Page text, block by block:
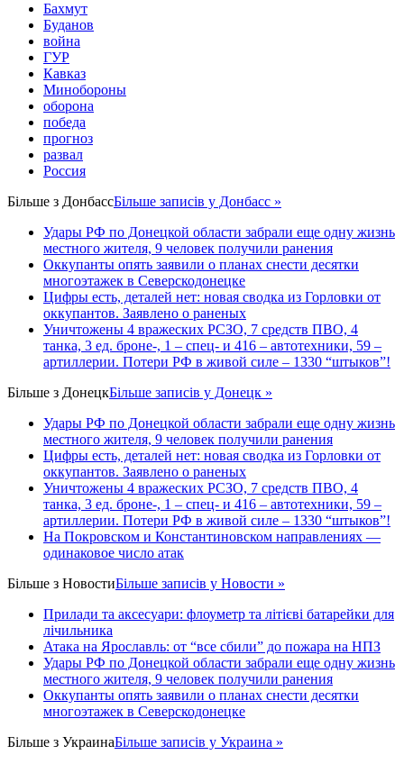
Бахмут
Буданов
война
ГУР
Кавказ
Минобороны
оборона
победа
прогноз
развал
Россия
Більше з ДонбассБільше записів у Донбасс »
Удары РФ по Донецкой области забрали еще одну жизнь
местного жителя, 9 человек получили ранения
Оккупанты опять заявили о планах снести десятки
многоэтажек в Северскодонецке
Цифры есть, деталей нет: новая сводка из Горловки от
оккупантов. Заявлено о раненых
Уничтожены 4 вражеских РСЗО, 7 средств ПВО, 4
танка, 3 ед. броне-, 1 – спец- и 416 – автотехники, 59 –
артиллерии. Потери РФ в живой силе – 1330 “штыков”!
Більше з ДонецкБільше записів у Донецк »
Удары РФ по Донецкой области забрали еще одну жизнь
местного жителя, 9 человек получили ранения
Цифры есть, деталей нет: новая сводка из Горловки от
оккупантов. Заявлено о раненых
Уничтожены 4 вражеских РСЗО, 7 средств ПВО, 4
танка, 3 ед. броне-, 1 – спец- и 416 – автотехники, 59 –
артиллерии. Потери РФ в живой силе – 1330 “штыков”!
На Покровском и Константиновском направлениях —
одинаковое число атак
Більше з НовостиБільше записів у Новости »
Прилади та аксесуари: флоуметр та літієві батарейки для
лічильника
Атака на Ярославль: от “все сбили” до пожара на НПЗ
Удары РФ по Донецкой области забрали еще одну жизнь
местного жителя, 9 человек получили ранения
Оккупанты опять заявили о планах снести десятки
многоэтажек в Северскодонецке
Більше з УкраинаБільше записів у Украина »